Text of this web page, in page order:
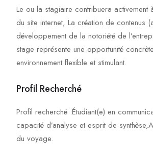
Le ou la stagiaire contribuera activement
du site internet, La création de contenus
développement de la notoriété de
stage représente une opportunité
environnement flexible et stimulant.
Profil Recherché
Profil recherché :Étudiant(e) en
capacité d’analyse et esprit de
du voyage.